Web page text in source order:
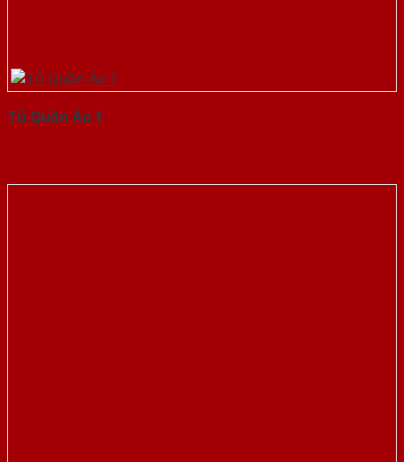
Tủ Quần Áo 1